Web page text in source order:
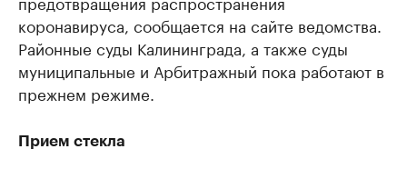
коронавируса, сообщается на сайте ведомства.
Районные суды Калининграда, а также суды
муниципальные и Арбитражный пока работают в
прежнем режиме.
Прием стекла